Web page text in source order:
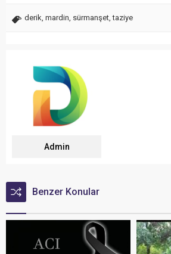
derik mardin sürmanşet ,taziye
Admin
Benzer Konular